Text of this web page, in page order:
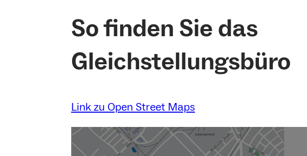
So finden Sie das
Gleichstellungsbüro
Link zu Open Street Maps